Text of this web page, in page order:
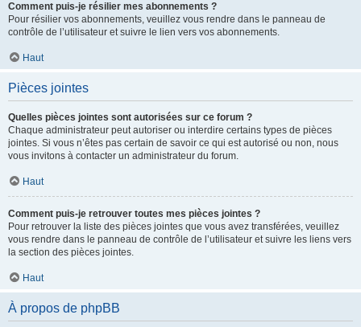
Comment puis-je résilier mes abonnements ?
Pour résilier vos abonnements, veuillez vous rendre dans le panneau de
contrôle de l’utilisateur et suivre le lien vers vos abonnements.
Haut
Pièces jointes
Quelles pièces jointes sont autorisées sur ce forum ?
Chaque administrateur peut autoriser ou interdire certains types de pièces
jointes. Si vous n’êtes pas certain de savoir ce qui est autorisé ou non, nous
vous invitons à contacter un administrateur du forum.
Haut
Comment puis-je retrouver toutes mes pièces jointes ?
Pour retrouver la liste des pièces jointes que vous avez transférées, veuillez
vous rendre dans le panneau de contrôle de l’utilisateur et suivre les liens vers
la section des pièces jointes.
Haut
À propos de phpBB